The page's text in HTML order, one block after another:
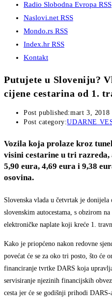
Radio Slobodna Evropa RSS
Naslovi.net RSS
Mondo.rs RSS
Index.hr RSS
Kontakt
Putujete u Sloveniju?
cijene cestarina od 1.
Post published:mart 3, 2018
Post category:UDARNE
Vozila koja prolaze kroz
visini cestarine u tri razreda,
5,90 eura, 4,69 eura i 9,38
osovina.
Slovenska vlada u četvrtak je
slovenskim autocestama, s obzirom
elektroničke naplate koji kreće 1.
Kako je priopćeno nakon redovne
povećat će se za oko tri posto, što će
financiranje tvrtke DARS koja
servisiranje njezinih financijskih
cesta jer će se godišnji prihodi